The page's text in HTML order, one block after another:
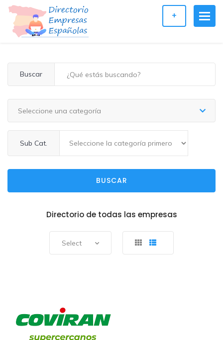
+
Buscar
Seleccione una categoría
Sub Cat.
BUSCAR
Directorio de todas las empresas
Select